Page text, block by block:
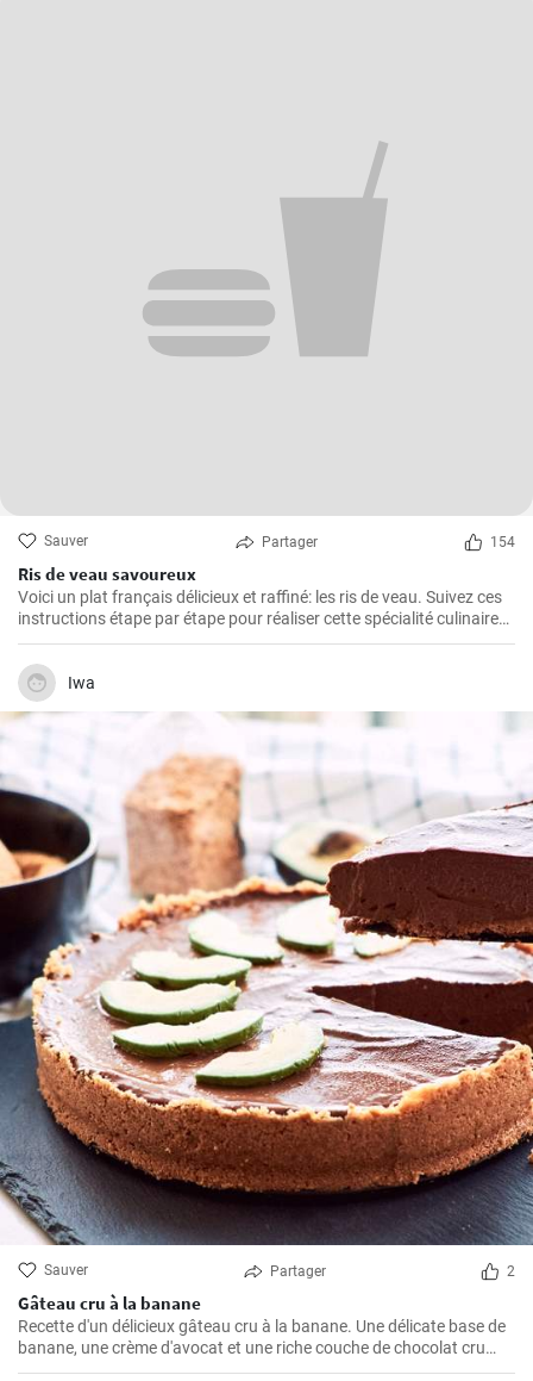
Sauver Partager 154
Ris de veau savoureux
Voici un plat français délicieux et raffiné: les ris de veau. Suivez ces
instructions étape par étape pour réaliser cette spécialité culinaire
française appréciée pour leur texture délicate et leur goût savoureux
Iwa
Sauver Partager 2
Gâteau cru à la banane
Recette d'un délicieux gâteau cru à la banane. Une délicate base de
banane, une crème d'avocat et une riche couche de chocolat cru
créent une parfaite harmonie de saveurs.